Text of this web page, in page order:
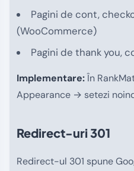
Pagini de cont,
(WooCommerce)
Pagini de thank you,
Implementare:În
Appearance → setezi
Redirect-uri 301
Redirect-ul 301 spune